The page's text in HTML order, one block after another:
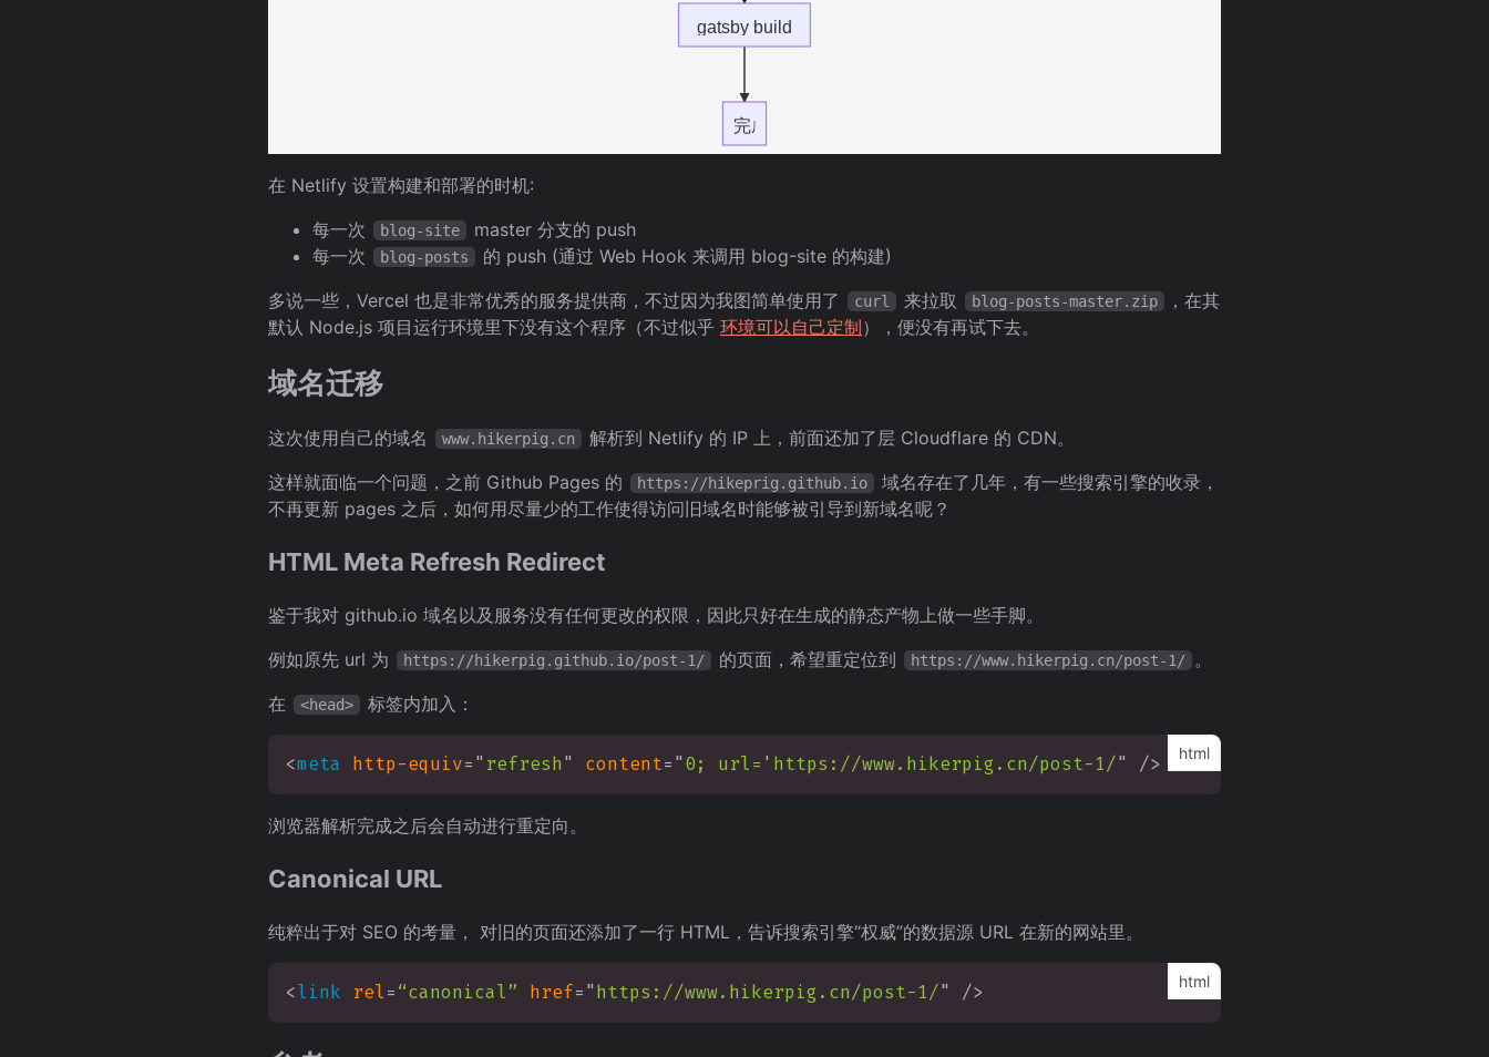
gatsby build
完成
在 Netlify 设置构建和部署的时机:
每一次
blog-site
master 分支的 push
每一次
blog-posts
的 push (通过 Web Hook 来调用 blog-site 的构建)
多说一些，Vercel 也是非常优秀的服务提供商，不过因为我图简单使用了
curl 来拉取 blog-posts-master.zip
，在其
默认 Node.js 项目运行环境里下没有这个程序（不过似乎 环境可以自己定制），便没有再试下去。
域名迁移
这次使用自己的域名 www.hikerpig.cn
解析到 Netlify 的 IP 上，前面还加了层 Cloudflare 的 CDN。
这样就面临一个问题，之前 Github Pages 的
https://hikeprig.github.io
域名存在了几年，有一些搜索引擎的收录，
不再更新 pages 之后，如何用尽量少的工作使得访问旧域名时能够被引导到新域名呢？
HTML Meta Refresh Redirect
鉴于我对 github.io 域名以及服务没有任何更改的权限，因此只好在生成的静态产物上做一些手脚。
例如原先 url 为
https://hikerpig.github.io/post-1/ 的页面，希望重定位到 https://www.hikerpig.cn/post-1/
。
在
<head> 标签内加入：
<meta http-equiv= " refresh " content= " 0; url= ' https://www.hikerpig.cn/post-1/ " />
浏览器解析完成之后会自动进行重定向。
Canonical URL
纯粹出于对 SEO 的考量， 对旧的页面还添加了一行 HTML，告诉搜索引擎“权威”的数据源 URL 在新的网站里。
< link rel= “canonical” href= " https://www.hikerpig.cn/post-1/ " />